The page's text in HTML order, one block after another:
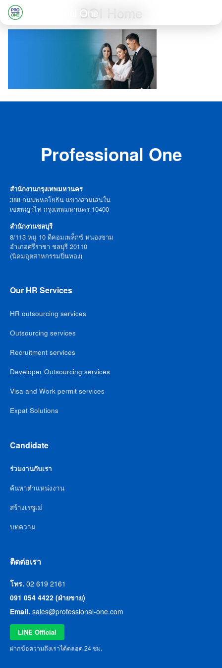
Skip
Professional One
Search
BOI Home
Professional One
สำนักงานกรุงเทพมหานคร
388 ถนนพหลโยธิน แขวงสามเสนใน
เขตพญาไท กรุงเทพมหานคร 10400
สำนักงานชลบุรี
8/113 หมู่ 10 ดีคอมเพล็กซ์ หนองขาม
อำเภอศรีราชา ชลบุรี 20110
(นิคมอุตสาหกรรมปิ่นทอง)
Our HR Services
HR outsourcing services
Outsourcing services
Recruitment services
Developer Outsourcing services
Visa and Work permit services
Expat Solutions
Candidate
ร่วมงานกับเรา
ค้นหาตำแหน่งงาน
สร้างเรซูเม่
บทความ
ติดต่อเรา
โทร. 02 619 2161
091 054 4422 (ฝ่ายขาย)
Email. sales@professional-one.com
LINE Official
ฝากข้อความถึงเราได้ตลอด 24 ชม.